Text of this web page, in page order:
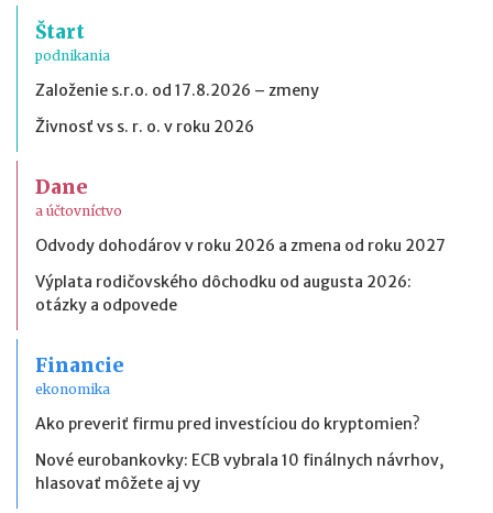
Štart
podnikania
Založenie s.r.o. od 17.8.2026 – zmeny
Živnosť vs s. r. o. v roku 2026
Dane
a účtovníctvo
Odvody dohodárov v roku 2026 a zmena od roku 2027
Výplata rodičovského dôchodku od augusta 2026:
otázky a odpovede
Financie
ekonomika
Ako preveriť firmu pred investíciou do kryptomien?
Nové eurobankovky: ECB vybrala 10 finálnych návrhov,
hlasovať môžete aj vy